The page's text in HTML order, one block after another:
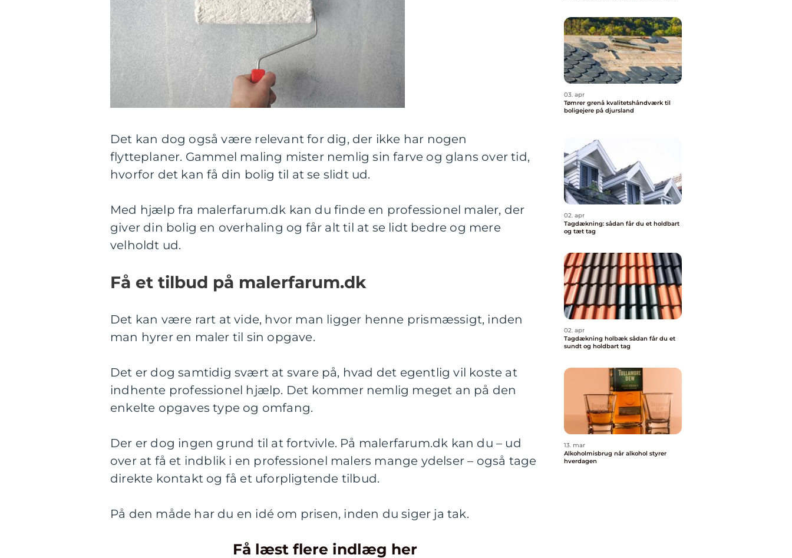
Det kan dog også være relevant for dig, der ikke har nogen
flytteplaner. Gammel maling mister nemlig sin farve og glans over tid,
hvorfor det kan få din bolig til at se slidt ud.
Med hjælp fra malerfarum.dk kan du finde en professionel maler, der
giver din bolig en overhaling og får alt til at se lidt bedre og mere
velholdt ud.
Få et tilbud på malerfarum.dk
Det kan være rart at vide, hvor man ligger henne prismæssigt, inden
man hyrer en maler til sin opgave.
Det er dog samtidig svært at svare på, hvad det egentlig vil koste at
indhente professionel hjælp. Det kommer nemlig meget an på den
enkelte opgaves type og omfang.
Der er dog ingen grund til at fortvivle. På malerfarum.dk kan du – ud
over at få et indblik i en professionel malers mange ydelser – også tage
direkte kontakt og få et uforpligtende tilbud.
På den måde har du en idé om prisen, inden du siger ja tak.
Få læst flere indlæg her
03. apr
Tømrer grenå kvalitetshåndværk til
boligejere på djursland
02. apr
Tagdækning: sådan får du et holdbart
og tæt tag
02. apr
Tagdækning holbæk sådan får du et
sundt og holdbart tag
13. mar
Alkoholmisbrug når alkohol styrer
hverdagen